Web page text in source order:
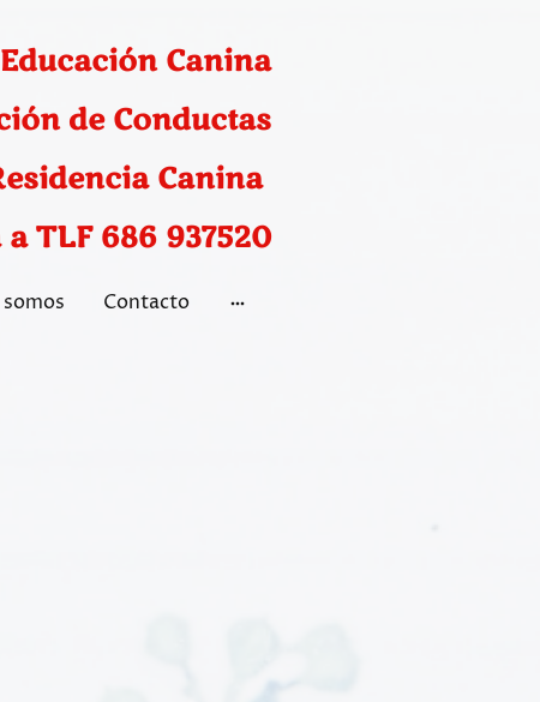
Canina
de Conductas
Canina
TLF 686 937520
Contacto